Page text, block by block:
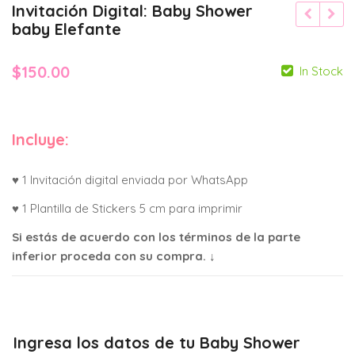
Invitación Digital: Baby Shower
baby Elefante
$150.00 In Stock
Incluye:
♥ 1 Invitación digital enviada por WhatsApp
♥ 1 Plantilla de Stickers 5 cm para imprimir
Si estás de acuerdo con los términos de la parte
inferior proceda con su compra. ↓
Ingresa los datos de tu Baby Shower